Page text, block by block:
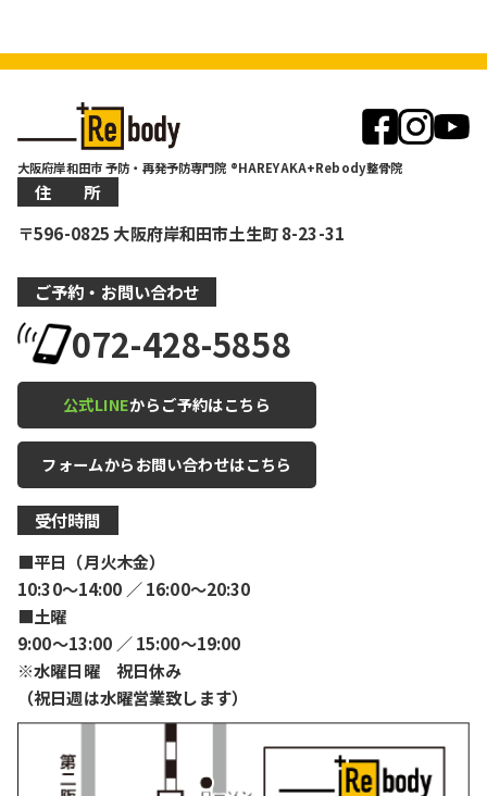
大阪府岸和田市 予防・再発予防専門院 ®HAREYAKA+Rebody整骨院
住 所
〒596-0825 大阪府岸和田市土生町 8-23-31
ご予約・お問い合わせ
072-428-5858
公式LINEからご予約はこちら
フォームからお問い合わせはこちら
受付時間
■平日（月火木金）
10:30〜14:00 ／ 16:00〜20:30
■土曜
9:00〜13:00 ／ 15:00〜19:00
※水曜日曜 祝日休み
（祝日週は水曜営業致します）